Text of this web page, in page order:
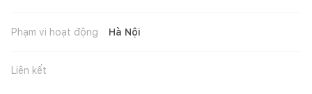
Phạm vi hoạt động Hà Nội
Liên kết